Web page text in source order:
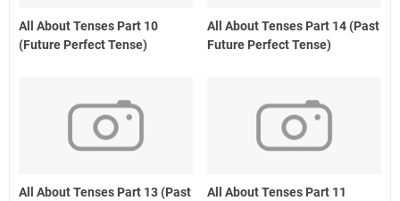
All About Tenses Part 10
(Future Perfect Tense)
All About Tenses Part 14 (Past
Future Perfect Tense)
All About Tenses Part 13 (Past
All About Tenses Part 11